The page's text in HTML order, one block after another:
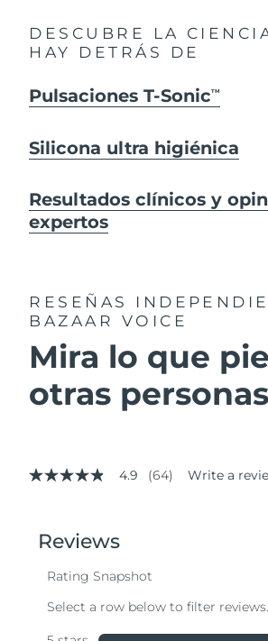
DESCUBRE LA
HAY DETRÁS DE
Pulsaciones T-SonicTM
Silicona ultra higiénica
Resultados clínicos y
expertos
RESEÑAS
BAZAAR VOICE
Mira lo que
otras
4.9
stars,
average
value.
4.9 (64) Write a